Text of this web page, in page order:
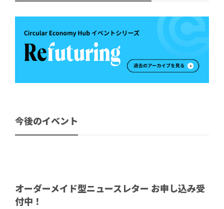
今後のイベント
オーダーメイド型ニュースレター お申し込み受
付中！